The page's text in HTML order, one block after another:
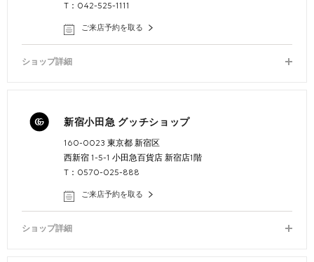
T：042-525-1111
ご来店予約を取る
ショップ詳細
新宿小田急 グッチショップ
160-0023 東京都 新宿区
西新宿 1-5-1 小田急百貨店 新宿店1階
T：0570-025-888
ご来店予約を取る
ショップ詳細